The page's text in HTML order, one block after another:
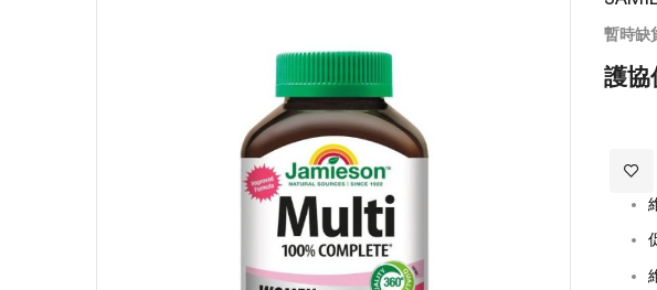
暫時缺
護協
beginning